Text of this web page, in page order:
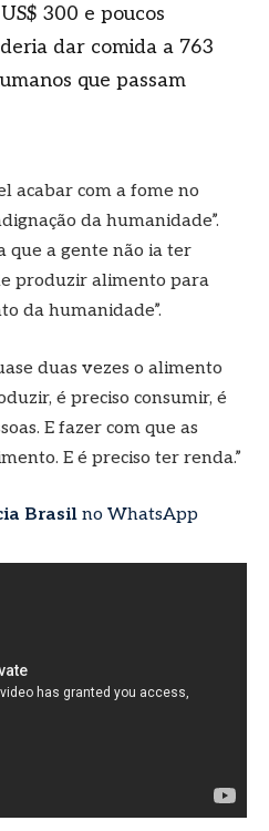
300 e poucos
dar comida a 763
que passam
acabar com a fome no
da humanidade”.
que a gente não ia ter
produzir alimento para
da humanidade”.
duas vezes o alimento
é preciso consumir, é
E fazer com que as
E é preciso ter renda.”
Brasil no WhatsApp